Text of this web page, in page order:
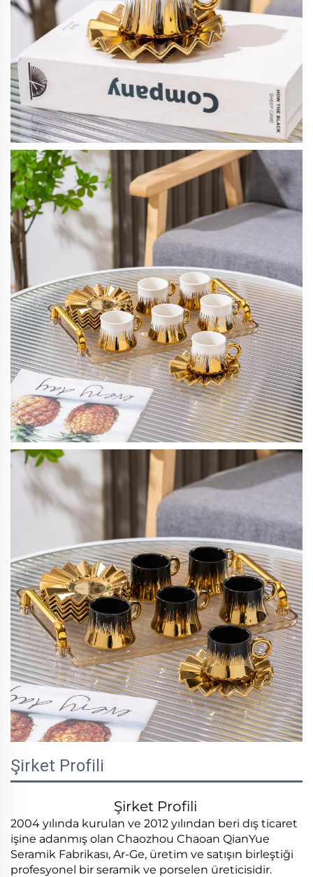
Şirket Profili
Şirket Profili
2004 yılında kurulan ve 2012 yılından beri dış ticaret
işine adanmış olan Chaozhou Chaoan QianYue
Seramik Fabrikası, Ar-Ge, üretim ve satışın birleştiği
profesyonel bir seramik ve porselen üreticisidir.